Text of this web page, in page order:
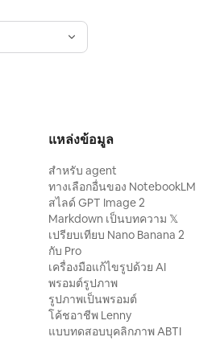
แหล่งข้อมูล
สำหรับ agent
ทางเลือกอื่นของ NotebookLM
สไลด์ GPT Image 2
Markdown เป็นบทความ 𝕏
เปรียบเทียบ Nano Banana 2
กับ Pro
เครื่องมือแก้ไขรูปด้วย AI
พรอมต์รูปภาพ
รูปภาพเป็นพรอมต์
โค้ชอาชีพ Lenny
แบบทดสอบบุคลิกภาพ ABTI